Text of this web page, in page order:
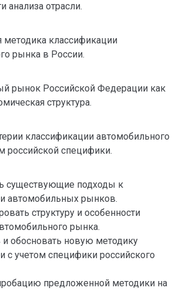
анализа отрасли.
методика классификации
рынка в России.
рынок Российской Федерации как
структура.
классификации автомобильного
российской специфики.
существующие подходы к
автомобильных рынков.
структуру и особенности
рынка.
и обосновать новую методику
с учетом специфики российского
предложенной методики на